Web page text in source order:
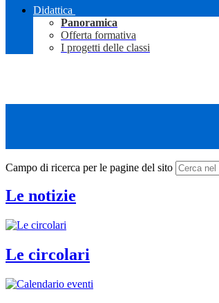
Didattica
Panoramica
Offerta formativa
I progetti delle classi
Campo di ricerca per le pagine del sito
Le notizie
Le circolari